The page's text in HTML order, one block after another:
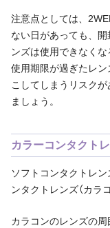
注意点としては、
ない日があっても、
ンズは使用できなくな
使用期限が過ぎたレ
こしてしまうリスク
ましょう。
カラーコンタクトレ
ソフトコンタクトレ
ンタクトレンズ（カラ
カラコンのレンズの